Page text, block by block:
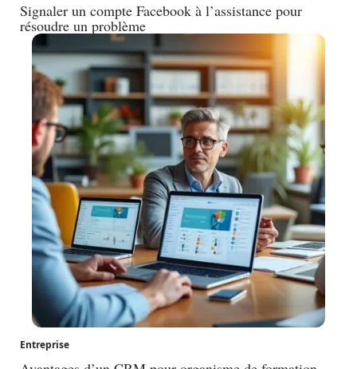
Signaler un compte Facebook à l’assistance pour
résoudre un problème
Entreprise